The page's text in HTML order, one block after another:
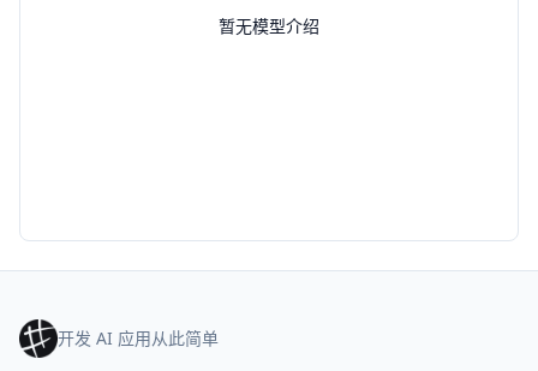
暂无模型介绍
开发 AI 应用从此简单